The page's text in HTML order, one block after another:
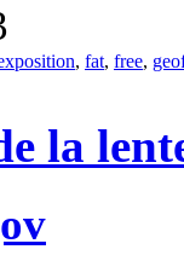
, fat, free,
la